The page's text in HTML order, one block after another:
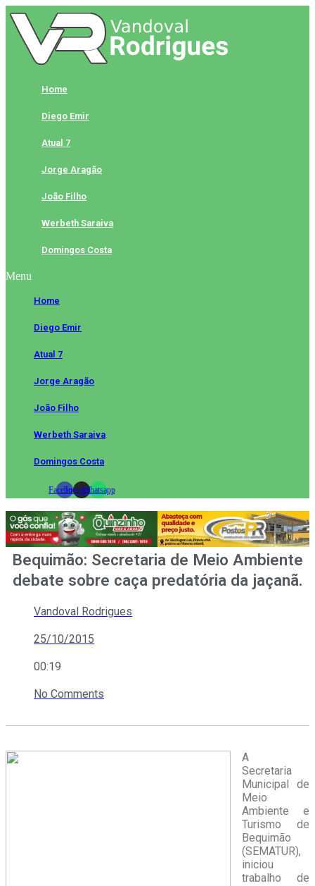
Skip
to
content
Home
Diego Emir
Atual 7
Jorge Aragão
João Filho
Werbeth Saraiva
Domingos Costa
Menu
Home
Diego Emir
Atual 7
Jorge Aragão
João Filho
Werbeth Saraiva
Domingos Costa
FacebookInstagramWhatsapp
Bequimão: Secretaria de Meio Ambiente
debate sobre caça predatória da jaçanã.
Vandoval Rodrigues
25/10/2015
00:19
No Comments
A
Secretaria
Municipal de
Meio
Ambiente e
Turismo de
Bequimão
(SEMATUR),
iniciou
trabalho de